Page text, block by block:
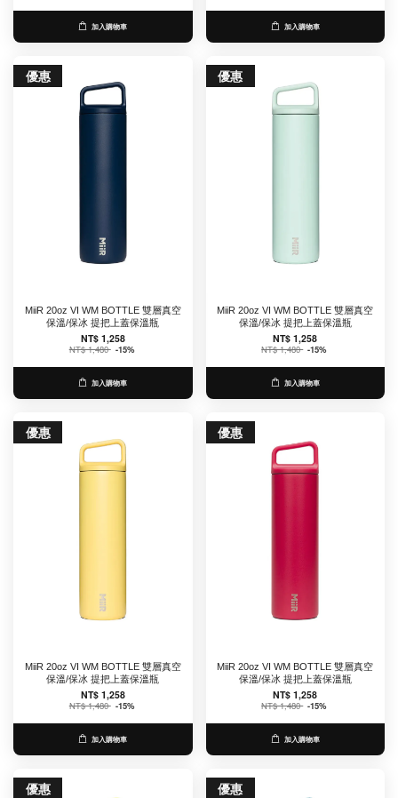
加入購物車 加入購物車
優惠
MiiR 20oz VI WM BOTTLE 雙層真空
保溫/保冰 提把上蓋保溫瓶
NT$ 1,258
NT$ 1,480 -15%
加入購物車
優惠
MiiR 20oz VI WM BOTTLE 雙層真空
保溫/保冰 提把上蓋保溫瓶
NT$ 1,258
NT$ 1,480 -15%
加入購物車
優惠
MiiR 20oz VI WM BOTTLE 雙層真空
保溫/保冰 提把上蓋保溫瓶
NT$ 1,258
NT$ 1,480 -15%
加入購物車
優惠
MiiR 20oz VI WM BOTTLE 雙層真空
保溫/保冰 提把上蓋保溫瓶
NT$ 1,258
NT$ 1,480 -15%
加入購物車
優惠 優惠